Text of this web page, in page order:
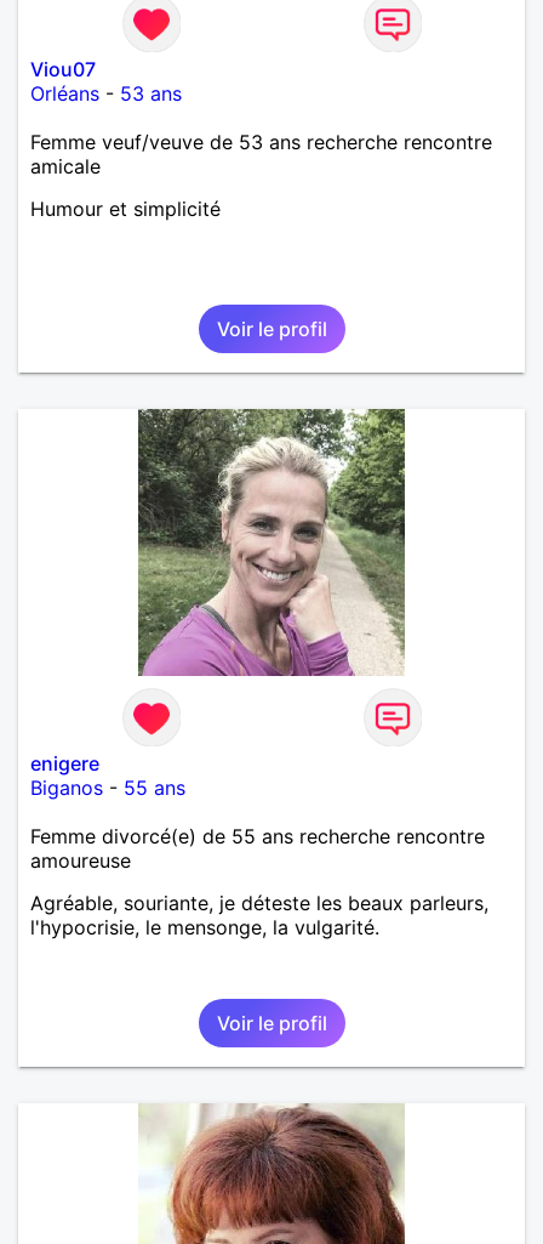
Viou07
Orléans - 53 ans
Femme veuf/veuve de 53 ans recherche rencontre
amicale
Humour et simplicité
Voir le profil
enigere
Biganos - 55 ans
Femme divorcé(e) de 55 ans recherche rencontre
amoureuse
Agréable, souriante, je déteste les beaux parleurs,
l'hypocrisie, le mensonge, la vulgarité.
Voir le profil